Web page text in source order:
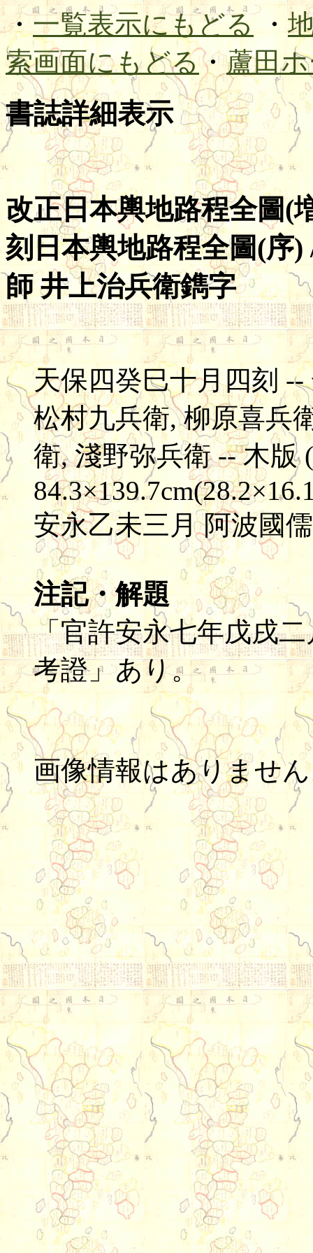
・一覧表示にもどる・
索画面にもどる・蘆田
書誌詳細表示
改正日本輿地路程全圖(
刻日本輿地路程全圖(序
師 井上治兵衛鐫字
天保四癸巳十月四刻
松村九兵衛, 柳原喜兵
衛, 淺野弥兵衛 -- 木版
安永乙未三月 阿波國
注記・解題
「官許安永七年戊戌
考證」あり。
画像情報はありませ